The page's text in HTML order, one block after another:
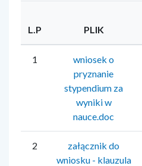
L.P PLIK
1
wniosek o
pryznanie
stypendium za
wyniki w
nauce.doc
2
załącznik do
wniosku - klauzula